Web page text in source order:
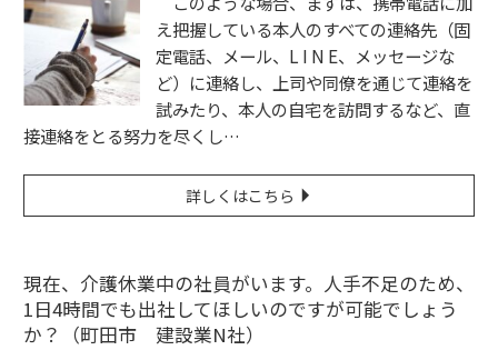
え把握している本人のすべての連絡先（固
定電話、メール、L I N E、メッセージな
ど）に連絡し、上司や同僚を通じて連絡を
試みたり、本人の自宅を訪問するなど、直
接連絡をとる努力を尽くし…
詳しくはこちら
現在、介護休業中の社員がいます。人手不足のため、
1日4時間でも出社してほしいのですが可能でしょう
か？（町田市 建設業N社）